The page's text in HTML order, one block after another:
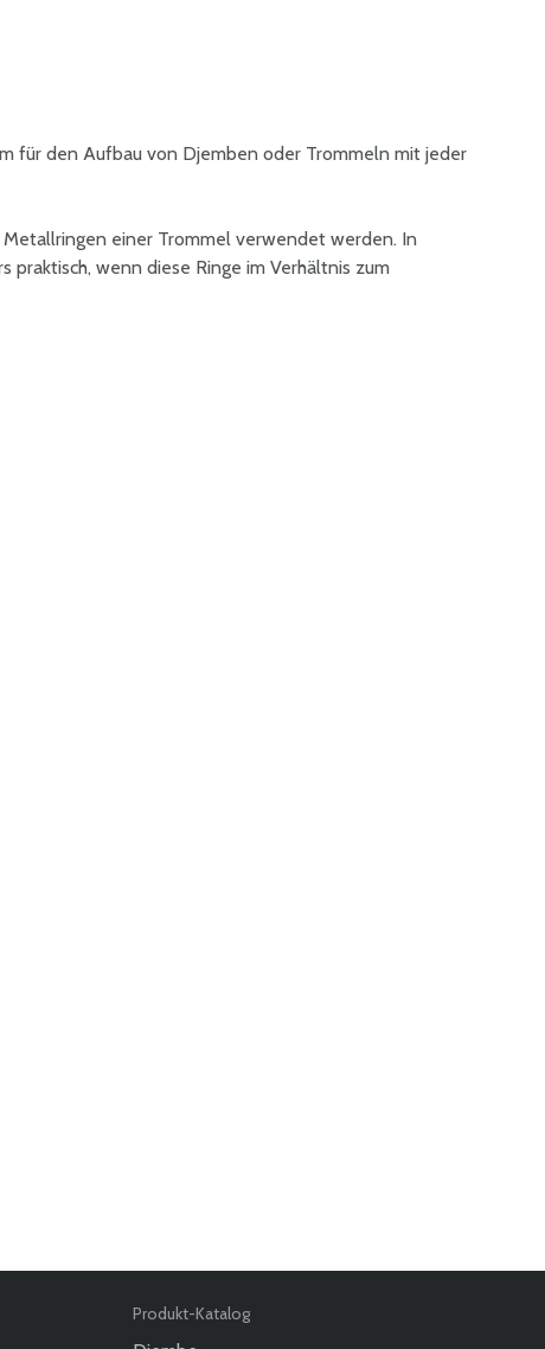
für den Aufbau von Djemben oder Trommeln mit jeder
einer Trommel verwendet werden. In
praktisch, wenn diese Ringe im Verhältnis zum
Produkt-Katalog